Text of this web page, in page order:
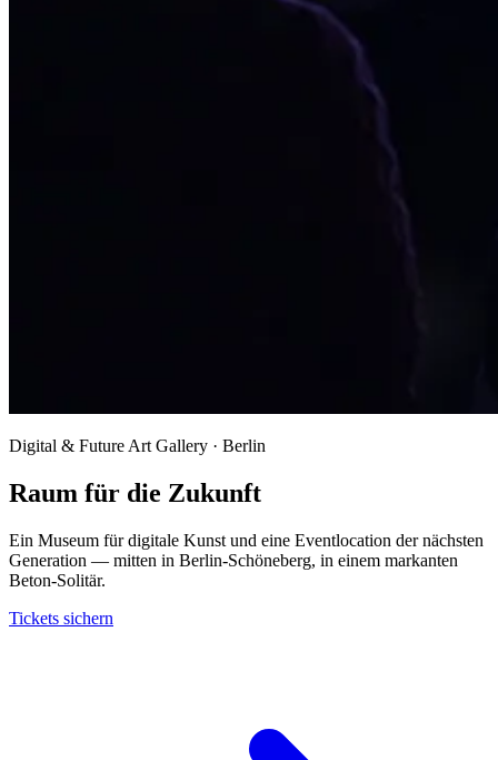
Digital & Future Art Gallery · Berlin
Raum für die Zukunft
Ein Museum für digitale Kunst und eine Eventlocation der nächsten
Generation — mitten in Berlin-Schöneberg, in einem markanten
Beton-Solitär.
Tickets sichern